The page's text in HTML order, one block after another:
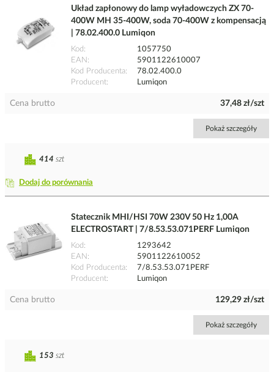
Układ zapłonowy do lamp wyładowczych ZX 70-
400W MH 35-400W, soda 70-400W z kompensacją
| 78.02.400.0 Lumiqon
Kod
1057750
EAN
5901122610007
Kod Producenta
78.02.400.0
Producent
Lumiqon
Cena brutto 37,48 zł/szt
Pokaż szczegóły
Dodaj do porównania
414 szt
Statecznik MHI/HSI 70W 230V 50 Hz 1,00A
ELECTROSTART | 7/8.53.53.071PERF Lumiqon
Kod
1293642
EAN
5901122610052
Kod Producenta
7/8.53.53.071PERF
Producent
Lumiqon
Cena brutto 129,29 zł/szt
Pokaż szczegóły
153 szt